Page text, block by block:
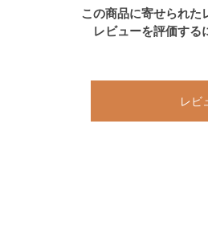
この商品に寄せられた
レビューを評価する
レビ